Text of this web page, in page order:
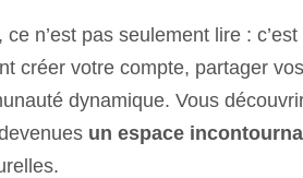
n’est pas seulement lire :
créer votre compte, partager
dynamique. Vous
un espace